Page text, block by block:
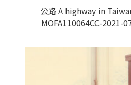
公路 A highway in
MOFA110064CC-2021-